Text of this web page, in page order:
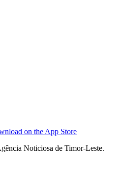
Noticiosa de Timor-Leste.